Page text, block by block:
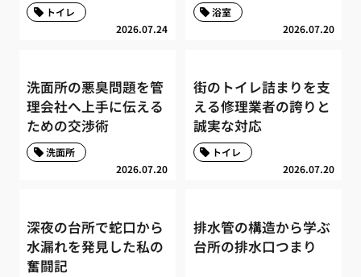
2026.07.24
トイレ
2026.07.20
浴室
洗面所の悪臭問題を管
理会社へ上手に伝える
ための交渉術
2026.07.20
洗面所
街のトイレ詰まりを支
える修理業者の誇りと
誠実な対応
2026.07.20
トイレ
深夜の台所で蛇口から
水漏れを発見した私の
奮闘記
排水管の構造から学ぶ
台所の排水口つまり